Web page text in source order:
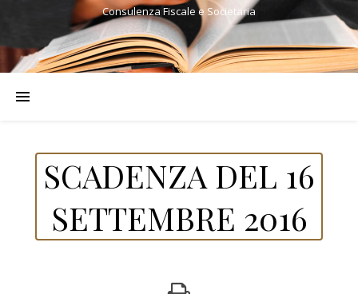
Consulenza Fiscale e Societaria
SCADENZA DEL 16
SETTEMBRE 2016